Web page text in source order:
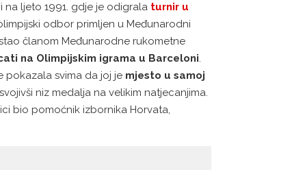
ljeto 1991. gdje je odigrala turnir u
odbor primljen u Međunarodni
članom Međunarodne rukometne
na Olimpijskim igrama u Barceloni.
pokazala svima da joj je mjesto u samoj
niz medalja na velikim natjecanjima.
bio pomoćnik izbornika Horvata,